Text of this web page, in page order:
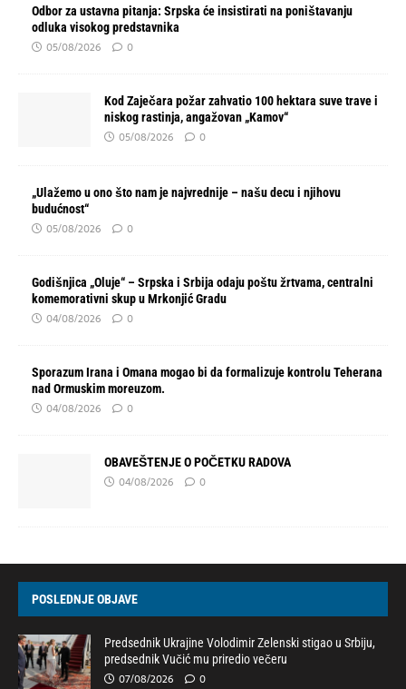
Odbor za ustavna pitanja: Srpska će insistirati na poništavanju
odluka visokog predstavnika
05/08/2026 0
Kod Zaječara požar zahvatio 100 hektara suve trave i
niskog rastinja, angažovan „Kamov“
05/08/2026 0
„Ulažemo u ono što nam je najvrednije – našu decu i njihovu
budućnost“
05/08/2026 0
Godišnjica „Oluje“ – Srpska i Srbija odaju poštu žrtvama, centralni
komemorativni skup u Mrkonjić Gradu
04/08/2026 0
Sporazum Irana i Omana mogao bi da formalizuje kontrolu Teherana
nad Ormuskim moreuzom.
04/08/2026 0
OBAVEŠTENJE O POČETKU RADOVA
04/08/2026 0
POSLEDNJE OBJAVE
Predsednik Ukrajine Volodimir Zelenski stigao u Srbiju,
predsednik Vučić mu priredio večeru
07/08/2026 0